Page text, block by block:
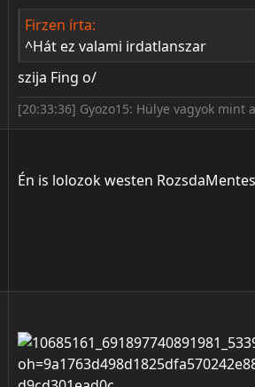
Firzen írta:
^Hát ez valami irdatlanszar
szija Fing o/
[20:33:36] Gyozo15: Hülye vagyok mint
Én is lolozok westen